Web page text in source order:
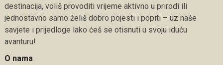
destinacija, voliš provoditi vrijeme aktivno u prirodi ili
jednostavno samo želiš dobro pojesti i popiti – uz naše
savjete i prijedloge lako ćeš se otisnuti u svoju iduću
avanturu!
O nama